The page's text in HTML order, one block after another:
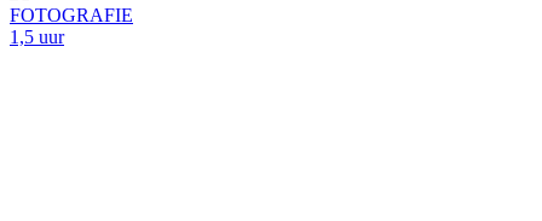
FOTOGRAFIE
1,5 uur